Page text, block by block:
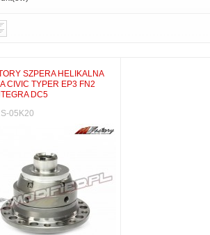
SZPERA HELIKALNA
CIVIC TYPER EP3 FN2
DC5
05K20